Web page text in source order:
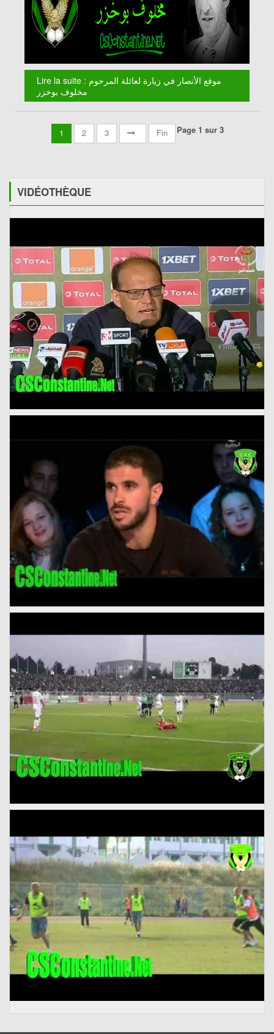
Lire la suite : موقع الأنصار في زيارة لعائلة المرحوم
مخلوف بوخزر
Page 1 sur 3
1 2 3 Fin
VIDÉOTHÈQUE